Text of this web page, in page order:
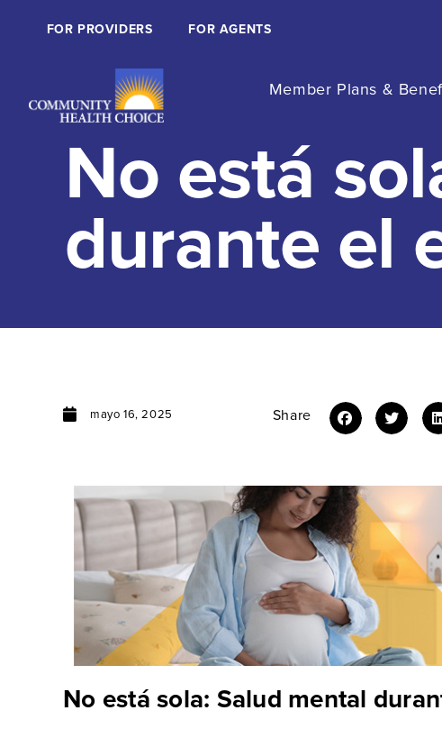
FOR PROVIDERS FOR AGENTS
Member Plans &
No está
durante el
mayo 16, 2025 Share
No está sola: Salud mental